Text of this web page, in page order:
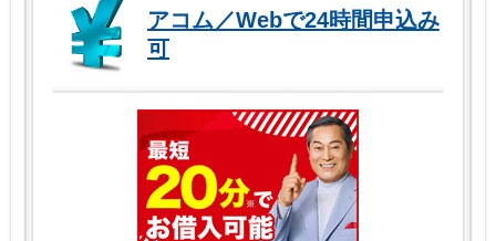
アコム／Webで24時間申込み
可